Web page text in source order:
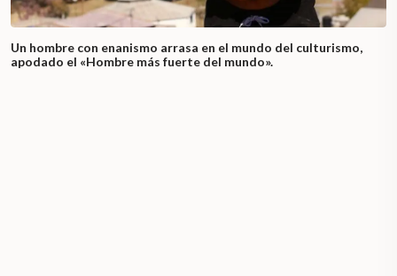
Un hombre con enanismo arrasa en el mundo del culturismo,
apodado el «Hombre más fuerte del mundo».